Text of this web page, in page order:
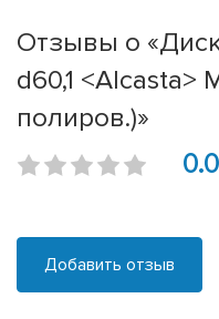
Отзывы о «Диск
d60,1 <Alcasta>
полиров.)»
0.0
Добавить отзыв